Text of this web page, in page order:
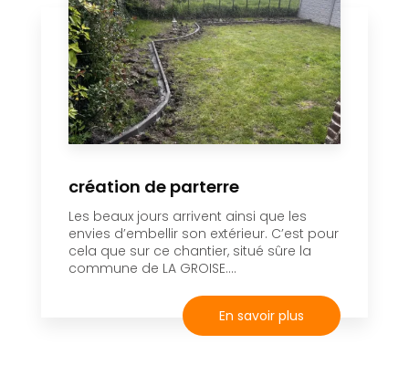
création de parterre
Les beaux jours arrivent ainsi que les
envies d’embellir son extérieur. C’est pour
cela que sur ce chantier, situé sûre la
commune de LA GROISE....
En savoir plus